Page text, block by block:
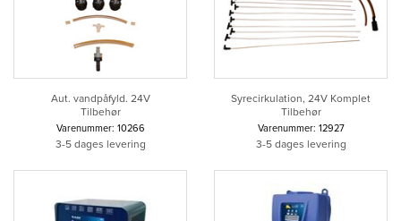
Aut. vandpåfyld. 24V
Tilbehør
Varenummer: 10266
3-5 dages levering
Syrecirkulation, 24V Komplet
Tilbehør
Varenummer: 12927
3-5 dages levering